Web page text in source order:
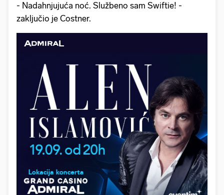
- Nadahnjujuća noć. Službeno sam Swiftie! -
zaključio je Costner.